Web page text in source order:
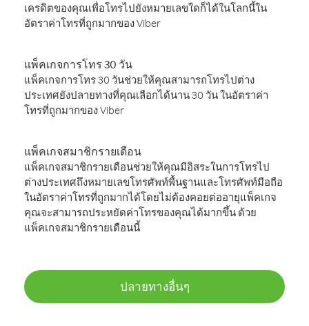
เครดิตของคุณเพื่อโทรไปยังหมายเลขใดก็ได้ในโลกนี้ใน
อัตราค่าโทรที่ถูกมากของ Viber
แพ็คเกจการโทร 30 วัน
แพ็คเกจการโทร 30 วันช่วยให้คุณสามารถโทรไปต่าง
ประเทศยังปลายทางที่คุณเลือกได้นาน 30 วัน ในอัตราค่า
โทรที่ถูกมากของ Viber
แพ็คเกจสมาชิกรายเดือน
แพ็คเกจสมาชิกรายเดือนช่วยให้คุณมีอิสระในการโทรไป
ต่างประเทศถึงหมายเลขโทรศัพท์พื้นฐานและโทรศัพท์มือถือ
ในอัตราค่าโทรที่ถูกมากได้โดยไม่ต้องคอยต่ออายุแพ็คเกจ
คุณจะสามารถประหยัดค่าโทรของคุณได้มากขึ้น ด้วย
แพ็คเกจสมาชิกรายเดือนนี้
ปลายทางอื่นๆ